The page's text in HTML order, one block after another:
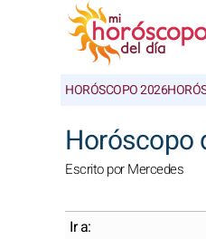
HORÓSCOPO 2026
Horóscopo
Escrito por Mercedes
Ir a: